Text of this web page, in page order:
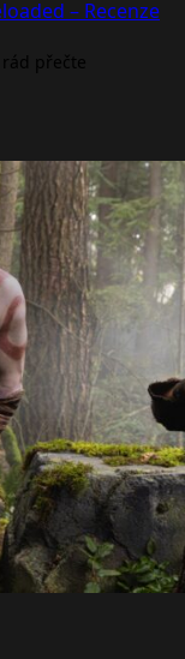
– Recenze
přečte